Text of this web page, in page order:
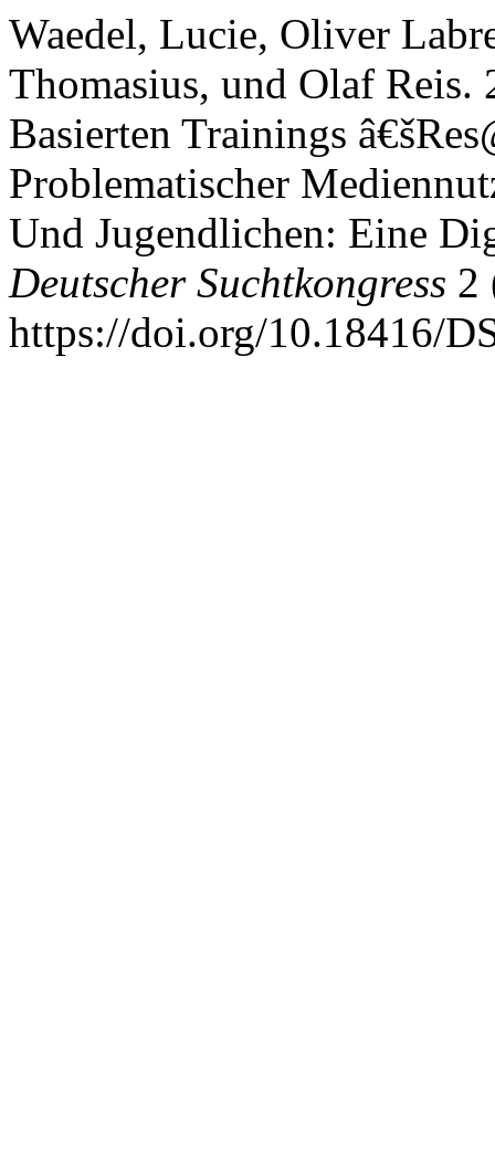
Waedel, Lucie, Oliver
Thomasius, und Olaf Reis.
Basierten Trainings
Problematischer
Und Jugendlichen: Eine
Deutscher Suchtkongress 2
https://doi.org/10.18416/